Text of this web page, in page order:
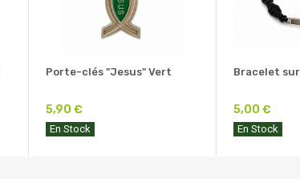
Porte-clés "Jesus" Vert
5,90 €
En Stock
Bracelet
5,00 €
En Stock